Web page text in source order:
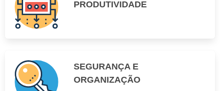
PRODUTIVIDADE
SEGURANÇA E
ORGANIZAÇÃO